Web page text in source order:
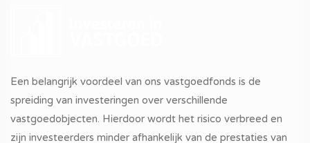
Een belangrijk voordeel van ons vastgoedfonds is de
spreiding van investeringen over verschillende
vastgoedobjecten. Hierdoor wordt het risico verbreed en
zijn investeerders minder afhankelijk van de prestaties van